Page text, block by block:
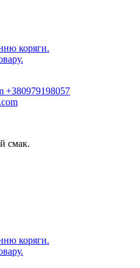
коряги.
+380979198057
смак.
коряги.